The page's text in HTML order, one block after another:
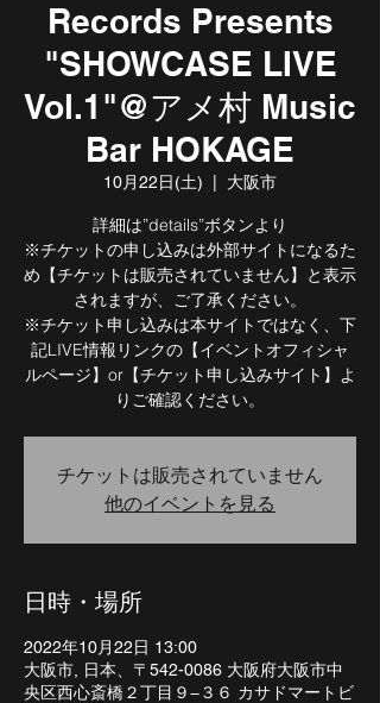
Records Presents
"SHOWCASE LIVE
Vol.1"@アメ村 Music
Bar HOKAGE
10月22日(土) 大阪市
詳細は”details”ボタンより
※チケットの申し込みは外部サイトになるた
め【チケットは販売されていません】と表示
されますが、ご了承ください。
※チケット申し込みは本サイトではなく、下
記LIVE情報リンクの【イベントオフィシャ
ルページ】or【チケット申し込みサイト】よ
りご確認ください。
チケットは販売されていません
他のイベントを見る
日時・場所
2022年10月22日 13:00
大阪市, 日本、〒542-0086 大阪府大阪市中
央区西心斎橋２丁目９−３６ カサドマートビ